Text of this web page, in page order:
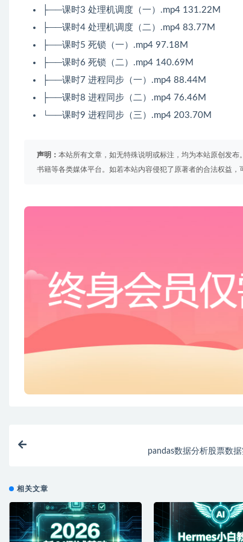
├──课时3 处理机调度（一）.mp4 131.22M
├──课时4 处理机调度（二）.mp4 83.77M
├──课时5 死锁（一）.mp4 97.18M
├──课时6 死锁（二）.mp4 140.69M
├──课时7 进程同步（一）.mp4 88.44M
├──课时8 进程同步（二）.mp4 76.46M
└──课时9 进程同步（三）.mp4 203.70M
声明： 本站所有文章，如无特殊说明或标注，均为本站原创发
书籍等各类媒体平台。如若本站内容侵犯了原著者的合法权益，
pandas数据分析股票数
相关文章